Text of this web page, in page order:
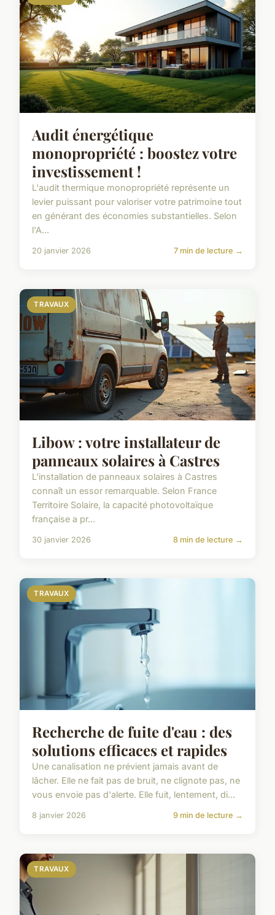
Audit énergétique
monopropriété : boostez votre
investissement !
L'audit thermique monopropriété représente un
levier puissant pour valoriser votre patrimoine tout
en générant des économies substantielles. Selon
l'A...
20 janvier 2026 7 min de lecture →
TRAVAUX
Libow : votre installateur de
panneaux solaires à Castres
L'installation de panneaux solaires à Castres
connaît un essor remarquable. Selon France
Territoire Solaire, la capacité photovoltaïque
française a pr...
30 janvier 2026 8 min de lecture →
TRAVAUX
Recherche de fuite d'eau : des
solutions efficaces et rapides
Une canalisation ne prévient jamais avant de
lâcher. Elle ne fait pas de bruit, ne clignote pas, ne
vous envoie pas d'alerte. Elle fuit, lentement, di...
8 janvier 2026 9 min de lecture →
TRAVAUX